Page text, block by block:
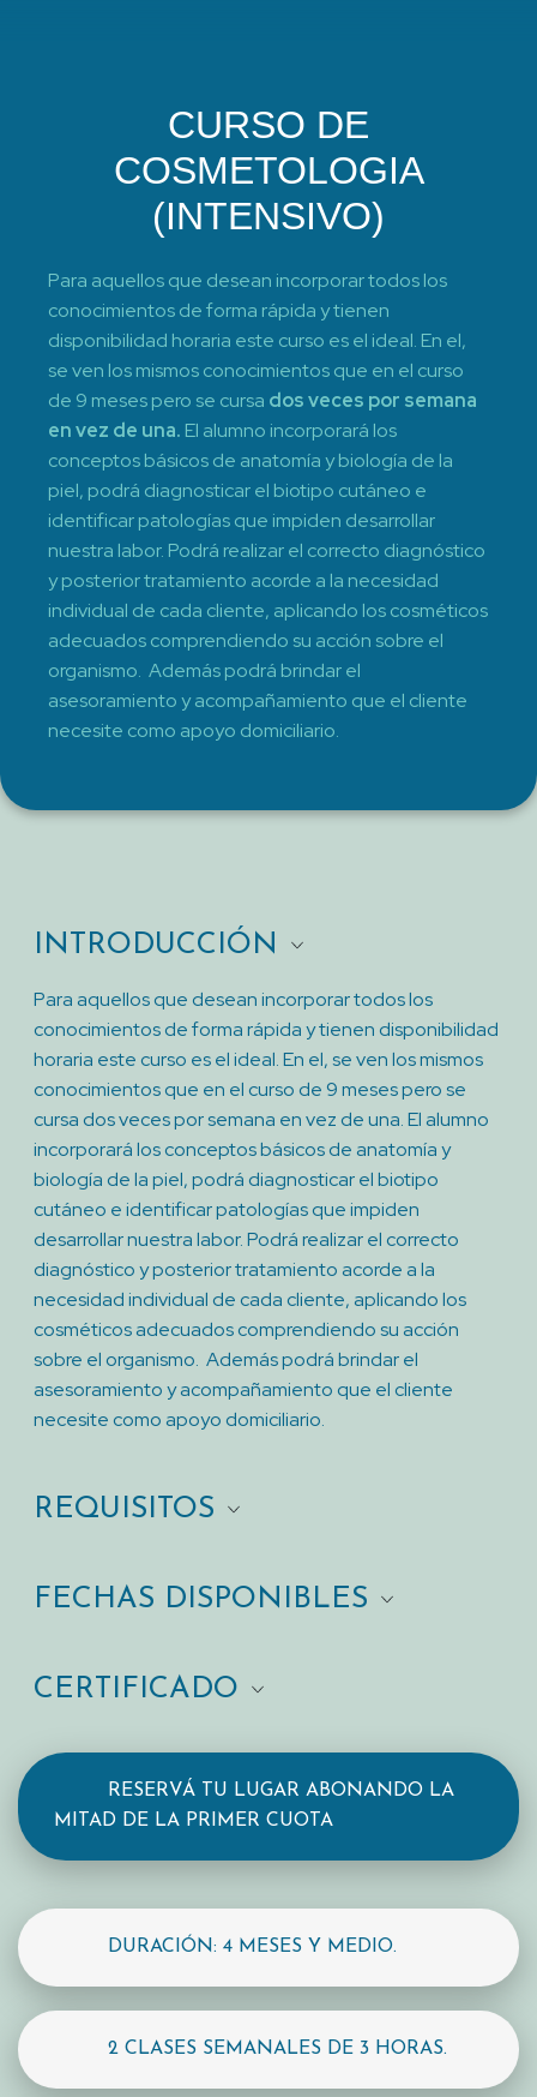
CURSO DE
COSMETOLOGIA
(INTENSIVO)
Para aquellos que desean incorporar todos los
conocimientos de forma rápida y tienen
disponibilidad horaria este curso es el ideal. En el,
se ven los mismos conocimientos que en el curso
de 9 meses pero se cursa dos veces por semana
en vez de una. El alumno incorporará los
conceptos básicos de anatomía y biología de la
piel, podrá diagnosticar el biotipo cutáneo e
identificar patologías que impiden desarrollar
nuestra labor. Podrá realizar el correcto diagnóstico
y posterior tratamiento acorde a la necesidad
individual de cada cliente, aplicando los cosméticos
adecuados comprendiendo su acción sobre el
organismo. Además podrá brindar el
asesoramiento y acompañamiento que el cliente
necesite como apoyo domiciliario.
INTRODUCCIÓN
Para aquellos que desean incorporar todos los
conocimientos de forma rápida y tienen disponibilidad
horaria este curso es el ideal. En el, se ven los mismos
conocimientos que en el curso de 9 meses pero se
cursa dos veces por semana en vez de una. El alumno
incorporará los conceptos básicos de anatomía y
biología de la piel, podrá diagnosticar el biotipo
cutáneo e identificar patologías que impiden
desarrollar nuestra labor. Podrá realizar el correcto
diagnóstico y posterior tratamiento acorde a la
necesidad individual de cada cliente, aplicando los
cosméticos adecuados comprendiendo su acción
sobre el organismo. Además podrá brindar el
asesoramiento y acompañamiento que el cliente
necesite como apoyo domiciliario.
REQUISITOS
FECHAS DISPONIBLES
CERTIFICADO
RESERVÁ TU LUGAR ABONANDO LA
MITAD DE LA PRIMER CUOTA
DURACIÓN: 4 MESES Y MEDIO.
2 CLASES SEMANALES DE 3 HORAS.